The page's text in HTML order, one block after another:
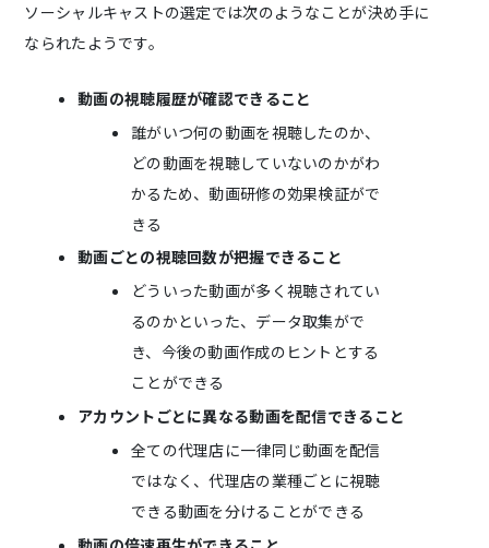
ソーシャルキャストの選定では次のようなことが決め手に
なられたようです。
動画の視聴履歴が確認できること
誰がいつ何の動画を視聴したのか、
どの動画を視聴していないのかがわ
かるため、動画研修の効果検証がで
きる
動画ごとの視聴回数が把握できること
どういった動画が多く視聴されてい
るのかといった、データ取集がで
き、今後の動画作成のヒントとする
ことができる
アカウントごとに異なる動画を配信できること
全ての代理店に一律同じ動画を配信
ではなく、代理店の業種ごとに視聴
できる動画を分けることができる